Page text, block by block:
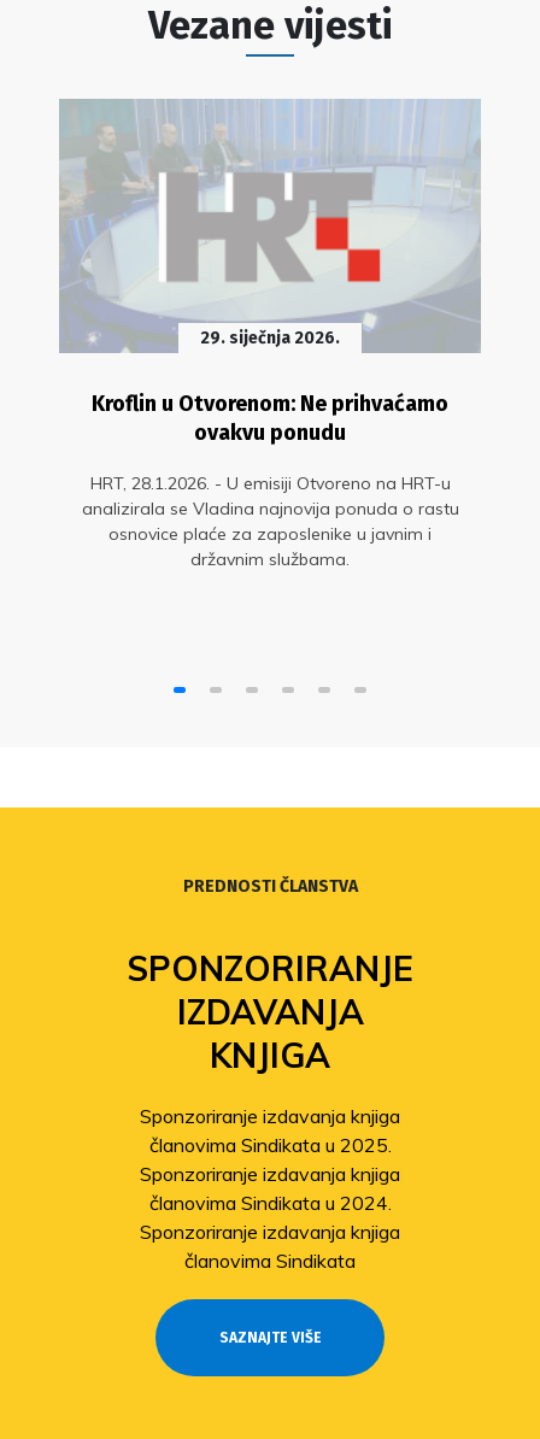
Vezane vijesti
29. siječnja 2026.
Kroflin u Otvorenom: Ne prihvaćamo
ovakvu ponudu
HRT, 28.1.2026. - U emisiji Otvoreno na HRT-u
analizirala se Vladina najnovija ponuda o rastu
osnovice plaće za zaposlenike u javnim i
državnim službama.
PREDNOSTI ČLANSTVA
FOND
SOLIDARNOSTI
Povećanje isplata iz Fonda
Sindikat pomaže članovima
pogođenima potresom
Odobrene isplate pomoći članovima
stradalima u potresu